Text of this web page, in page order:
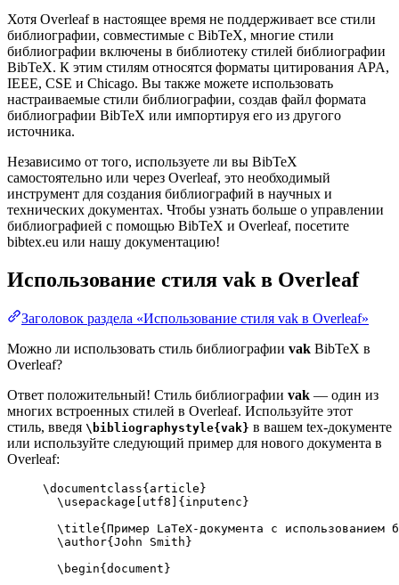
Хотя Overleaf в настоящее время не поддерживает все стили
библиографии, совместимые с BibTeX, многие стили
библиографии включены в библиотеку стилей библиографии
BibTeX. К этим стилям относятся форматы цитирования APA,
IEEE, CSE и Chicago. Вы также можете использовать
настраиваемые стили библиографии, создав файл формата
библиографии BibTeX или импортируя его из другого
источника.
Независимо от того, используете ли вы BibTeX
самостоятельно или через Overleaf, это необходимый
инструмент для создания библиографий в научных и
технических документах. Чтобы узнать больше о управлении
библиографией с помощью BibTeX и Overleaf, посетите
bibtex.eu или нашу документацию!
Использование стиля vak в Overleaf
Заголовок раздела «Использование стиля vak в Overleaf»
Можно ли использовать стиль библиографии vak BibTeX в
Overleaf?
Ответ положительный! Стиль библиографии vak — один из
многих встроенных стилей в Overleaf. Используйте этот
стиль, введя \bibliographystyle{vak} в вашем tex-документе
или используйте следующий пример для нового документа в
Overleaf:
\documentclass{ article }
\usepackage
utf8 ]{ inputenc }
\title{Пример LaTeX-документа с использованием
\author{John Smith}
\begin{ document }